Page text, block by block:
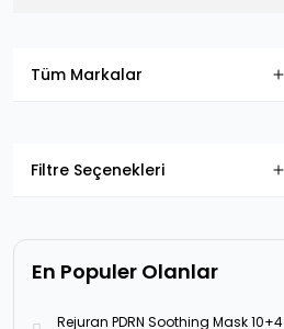
Tüm Markalar
Filtre Seçenekleri
En Populer Olanlar
Rejuran PDRN Soothing Mask 10+4